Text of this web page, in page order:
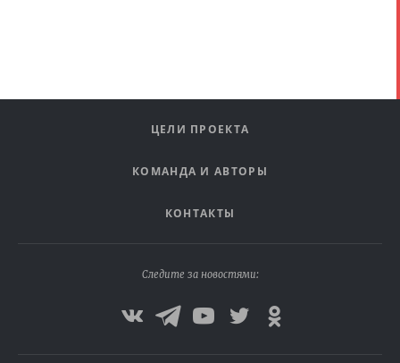
ЦЕЛИ ПРОЕКТА
КОМАНДА И АВТОРЫ
КОНТАКТЫ
Следите за новостями: